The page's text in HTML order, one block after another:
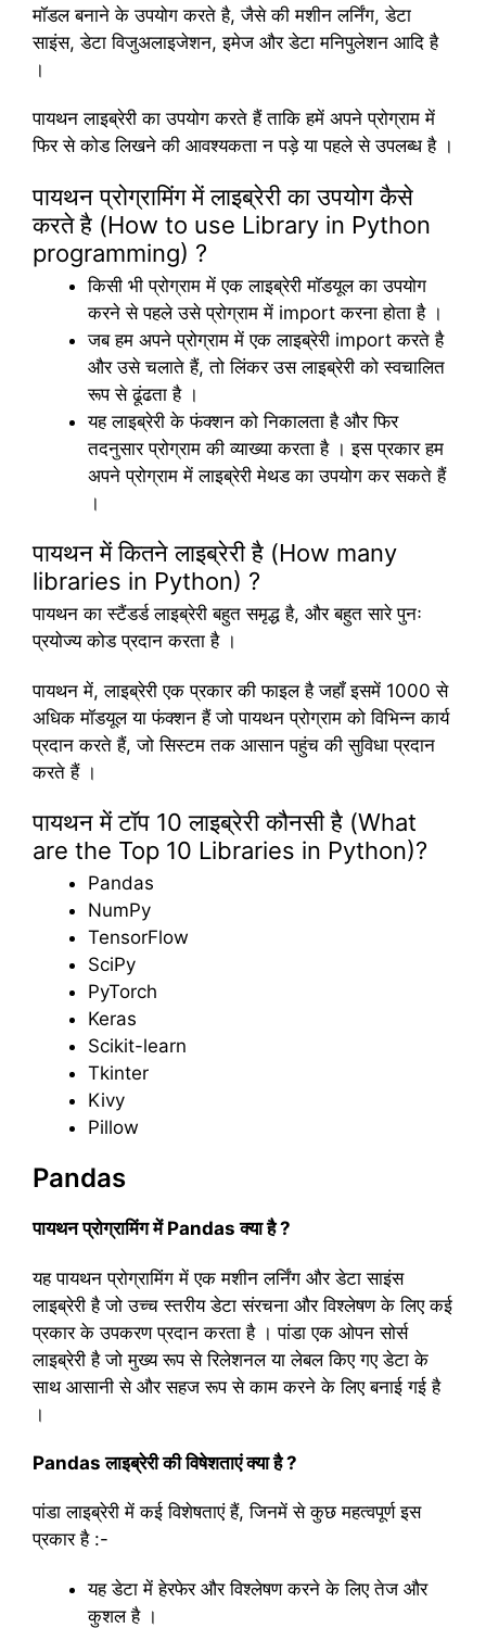
मॉडल बनाने के उपयोग करते है, जैसे की मशीन लर्निंग, डेटा
साइंस, डेटा विजुअलाइजेशन, इमेज और डेटा मनिपुलेशन आदि है
।
पायथन लाइब्रेरी का उपयोग करते हैं ताकि हमें अपने प्रोग्राम में
फिर से कोड लिखने की आवश्यकता न पड़े या पहले से उपलब्ध है ।
पायथन प्रोग्रामिंग में लाइब्रेरी का उपयोग कैसे
करते है (How to use Library in Python
programming) ?
किसी भी प्रोग्राम में एक लाइब्रेरी मॉडयूल का उपयोग
करने से पहले उसे प्रोग्राम में import करना होता है ।
जब हम अपने प्रोग्राम में एक लाइब्रेरी import करते है
और उसे चलाते हैं, तो लिंकर उस लाइब्रेरी को स्वचालित
रूप से ढूंढता है ।
यह लाइब्रेरी के फंक्शन को निकालता है और फिर
तदनुसार प्रोग्राम की व्याख्या करता है । इस प्रकार हम
अपने प्रोग्राम में लाइब्रेरी मेथड का उपयोग कर सकते हैं
।
पायथन में कितने लाइब्रेरी है (How many
libraries in Python) ?
पायथन का स्टैंडर्ड लाइब्रेरी बहुत समृद्ध है, और बहुत सारे पुनः
प्रयोज्य कोड प्रदान करता है ।
पायथन में, लाइब्रेरी एक प्रकार की फाइल है जहॉं इसमें 1000 से
अधिक मॉडयूल या फंक्शन हैं जो पायथन प्रोग्राम को विभिन्न कार्य
प्रदान करते हैं, जो सिस्टम तक आसान पहुंच की सुविधा प्रदान
करते हैं ।
पायथन में टॉप 10 लाइब्रेरी कौनसी है (What
are the Top 10 Libraries in Python)?
Pandas
NumPy
TensorFlow
SciPy
PyTorch
Keras
Scikit-learn
Tkinter
Kivy
Pillow
Pandas
पायथन प्रोग्रामिंग में Pandas क्या है ?
यह पायथन प्रोग्रामिंग में एक मशीन लर्निंग और डेटा साइंस
लाइब्रेरी है जो उच्च स्तरीय डेटा संरचना और विश्लेषण के लिए कई
प्रकार के उपकरण प्रदान करता है । पांडा एक ओपन सोर्स
लाइब्रेरी है जो मुख्य रूप से रिलेशनल या लेबल किए गए डेटा के
साथ आसानी से और सहज रूप से काम करने के लिए बनाई गई है
।
Pandas लाइब्रेरी की विषेशताएं क्या है ?
पांडा लाइब्रेरी में कई विशेषताएं हैं, जिनमें से कुछ महत्वपूर्ण इस
प्रकार है :-
यह डेटा में हेरफेर और विश्लेषण करने के लिए तेज और
कुशल है ।